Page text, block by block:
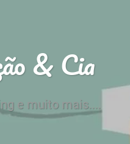
& Cia
e muito mais....